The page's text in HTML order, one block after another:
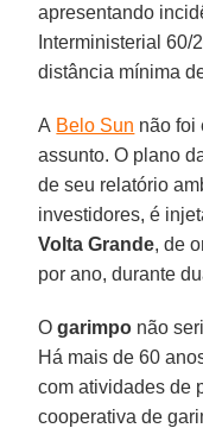
apresentando
Interministerial 60/
distância mínima
A Belo Sun não foi
assunto. O plano
de seu relatório
investidores, é
Volta Grande, de
por ano, durante
Ogarimpo não
Há mais de 60
com atividades de
cooperativa de